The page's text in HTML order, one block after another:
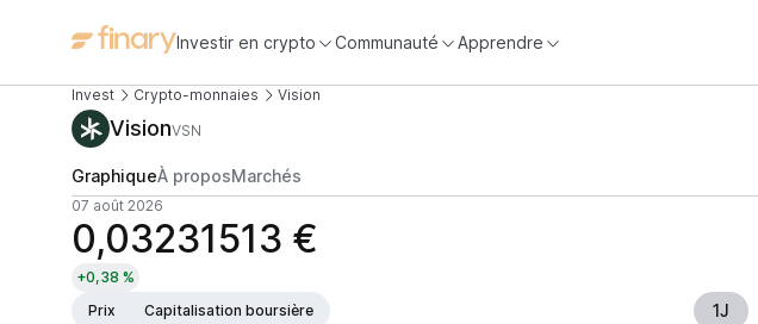
Investir en crypto Communauté Apprendre
Invest Crypto-monnaies Vision
VisionVSN
GraphiqueÀ proposMarchés
07 août 2026
0,03231513 €
+0,38 %
Prix
Capitalisation boursière 1J